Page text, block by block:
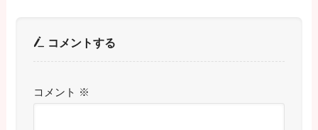
コメントする
コメント ※